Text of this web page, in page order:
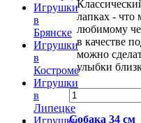
лапках - что
любимому
в качестве
можно
улыбки
Собака 34 см
Игрушки
в
Брянске
Игрушки
в
Костроме
Игрушки
в
Липецке
Игрушки